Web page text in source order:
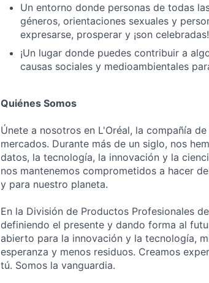
Un entorno donde personas de todas
géneros, orientaciones sexuales y
expresarse, prosperar y ¡son celebradas!
¡Un lugar donde puedes contribuir a
causas sociales y medioambientales
Quiénes Somos
Únete a nosotros en L'Oréal, la compañía
mercados. Durante más de un siglo, nos
datos, la tecnología, la innovación y la
nos mantenemos comprometidos a hacer
y para nuestro planeta.
En la División de Productos Profesionales
definiendo el presente y dando forma al
abierto para la innovación y la tecnología,
esperanza y menos residuos. Creamos
tú. Somos la vanguardia.